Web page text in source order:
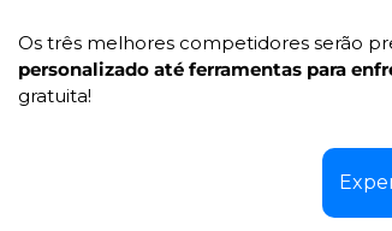
Os três melhores competidores serão
personalizado até ferramentas para
gratuita!